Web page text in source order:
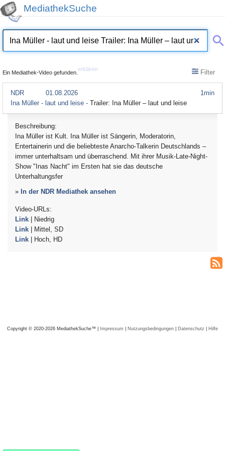
MediathekSuche
Ein Mediathek-Video gefunden.
erklären Filter
1min
NDR
01.08.2026
Ina Müller - laut und leise - Trailer: Ina Müller – laut und leise
Beschreibung:
Ina Müller ist Kult. Ina Müller ist Sängerin, Moderatorin,
Entertainerin und die beliebteste Anarcho-Talkerin Deutschlands –
immer unterhaltsam und überraschend. Mit ihrer Musik-Late-Night-
Show "Inas Nacht" im Ersten hat sie das deutsche
Unterhaltungsfer
» In der NDR Mediathek ansehen
Video-URLs:
Link | Niedrig
Link | Mittel, SD
Link | Hoch, HD
Copyright © 2020-2026 MediathekSuche™ | Impressum | Nutzungsbedingungen | Datenschutz | Hilfe